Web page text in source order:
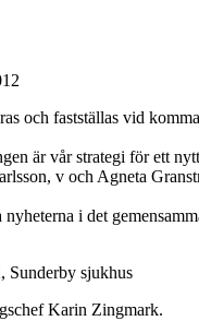
och fastställas vid
är vår strategi för ett
v och Agneta
i det
sjukhus
Karin Zingmark.